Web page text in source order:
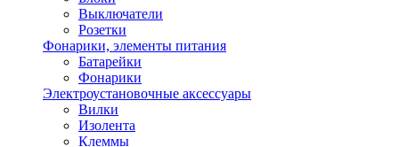
Выключатели
Розетки
Фонарики, элементы питания
Батарейки
Фонарики
Электроустановочные аксессуары
Вилки
Изолента
Клеммы